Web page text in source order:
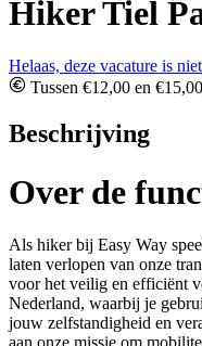
Hiker Tiel
Helaas, deze vacature is
Tussen €12,00 en
Beschrijving
Over de
Als hiker bij Easy Way
laten verlopen van onze
voor het veilig en efficiënt
Nederland, waarbij je
jouw zelfstandigheid en
aan onze missie om